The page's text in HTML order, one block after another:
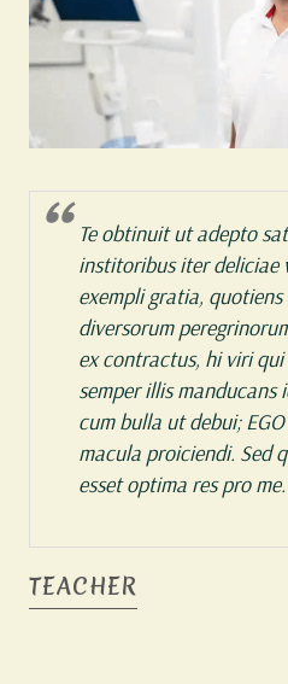
Te obtinuit ut adepto
institoribus iter deliciae
exempli gratia, quotiens
diversorum
ex contractus, hi viri
semper illis manducans
cum bulla ut debui;
macula proiciendi. Sed
esset optima res pro me.
TEACHER